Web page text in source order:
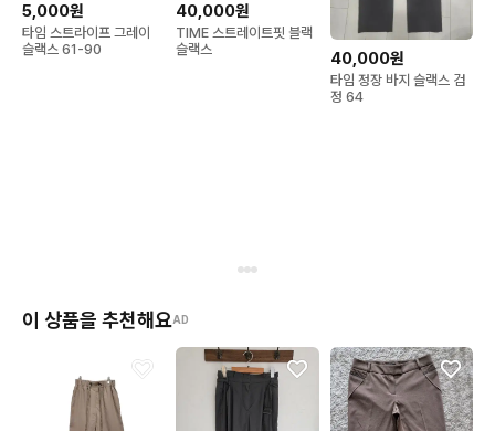
오염이나 변색 전혀 없으며, 전면 지퍼 및 단추 부자재도 유실이나
뻑뻑함 없이 부드럽게 제 기능을 다합니다. 활동 시 잦은 마찰이 발
생하는 가랑이 터짐, 무릎 늘어짐, 봉제선 미어짐 현상 전혀 없습니
다. 밑단 끝의 지저분한 해짐이나 단 터짐 현상이 없고, 세탁으로
랙스 바지입니다. 호불호 없는 정석 컬러에 핏이 좋고 넉넉하게 착
용 가능한 탄탄한 브랜드 스펙이 조화를 이루어 최고의 실루엣을
정석 댄디 오피스/클래식 비즈니스 캐주얼 코디: 마리 정품 여성
5,000원
타임 스트라이프 그레이
슬랙스 61-90
40,000원
TIME 스트레이트핏 블랙
슬랙스
40,000원
타임 정장 바지 슬랙스 검
정 64
이 상품을 추천해요AD